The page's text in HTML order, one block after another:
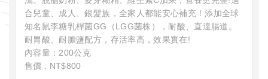
合兒童、成人、銀髮族，全家人都能安心補充！添加全球
知名鼠李糖乳桿菌GG（LGG菌株），耐酸、直達腸道。
耐胃酸、耐膽鹽配方，存活率高，效果實在!
內容量：200公克
售價 : NT$800